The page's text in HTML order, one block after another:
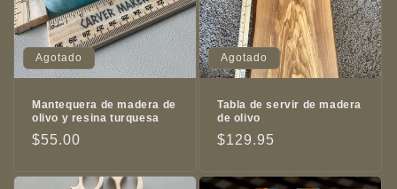
Agotado
Mantequera de madera de
olivo y resina turquesa
Precio
$55.00
Agotado
Tabla de servir de madera
de olivo
Precio
$129.95